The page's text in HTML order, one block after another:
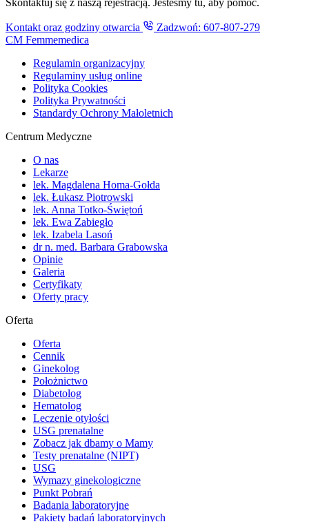
Skontaktuj się z naszą rejestracją. Jesteśmy tu, aby pomóc.
Kontakt oraz godziny otwarcia
Zadzwoń: 607-807-279
CM Femmemedica
Regulamin organizacyjny
Regulaminy usług online
Polityka Cookies
Polityka Prywatności
Standardy Ochrony Małoletnich
Centrum Medyczne
O nas
Lekarze
lek. Magdalena Homa-Gołda
lek. Łukasz Piotrowski
lek. Anna Totko-Świętoń
lek. Ewa Zabiegło
lek. Izabela Lasoń
dr n. med. Barbara Grabowska
Opinie
Galeria
Certyfikaty
Oferty pracy
Oferta
Oferta
Cennik
Ginekolog
Położnictwo
Diabetolog
Hematolog
Leczenie otyłości
USG prenatalne
Zobacz jak dbamy o Mamy
Testy prenatalne (NIPT)
USG
Wymazy ginekologiczne
Punkt Pobrań
Badania laboratoryjne
Pakiety badań laboratoryjnych